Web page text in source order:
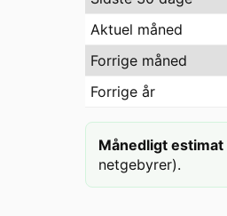
Aktuel måned
Forrige måned
Forrige år
Månedligt estimat
netgebyrer).